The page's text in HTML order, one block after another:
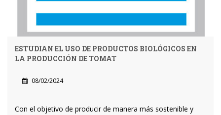
ESTUDIAN EL USO DE PRODUCTOS BIOLÓGICOS EN
LA PRODUCCIÓN DE TOMAT
08/02/2024
Con el objetivo de producir de manera más sostenible y